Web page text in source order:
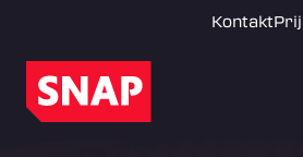
Kontakt